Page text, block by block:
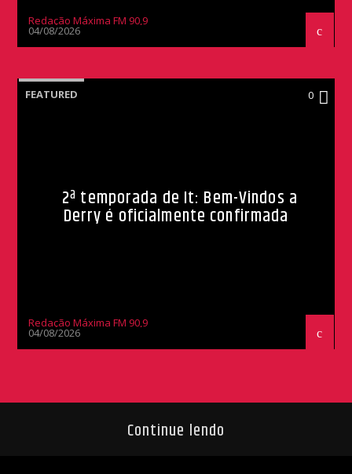
Redação Máxima FM 90,9
04/08/2026
FEATURED 0
2ª temporada de It: Bem-Vindos a
Derry é oficialmente confirmada
Redação Máxima FM 90,9
04/08/2026
Continue lendo